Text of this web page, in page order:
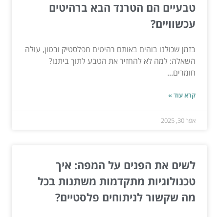
טבעיים הם הטרנד הבא ברהיטים
עכשוויים?
בזמן שכולנו בוהים באותם רהיטים מפלסטיק ובטון, עולה
השאלה: למה לא להחזיר את הטבע לתוך ביתנו?
חומרים...
קרא עוד »
אפר 30, 2025
לשים את הפנים על המפה: איך
טכנולוגיות מתקדמות משתנות בכל
מה שקשור לניתוחים פלסטיים?